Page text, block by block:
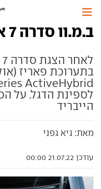
ב.מ.וו סדרה 7 אקטיב-הייבריד
הייבריד
מאת: גיא גפני
עודכן 21.07.22 00:00